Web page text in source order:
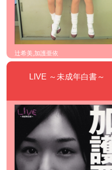
辻希美,加護亜依
LIVE ～未成年白書～